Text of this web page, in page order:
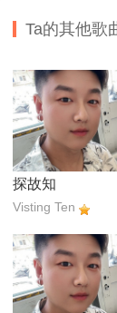
Ta的其他歌
探故知
Visting Ten